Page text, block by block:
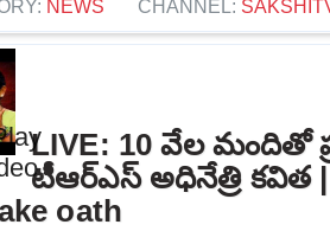
NEWS CHANNEL:
LIVE: 10 వేల మందితో
టీఆర్‌ఎస్‌ అధినేత్రి కవిత |
oath